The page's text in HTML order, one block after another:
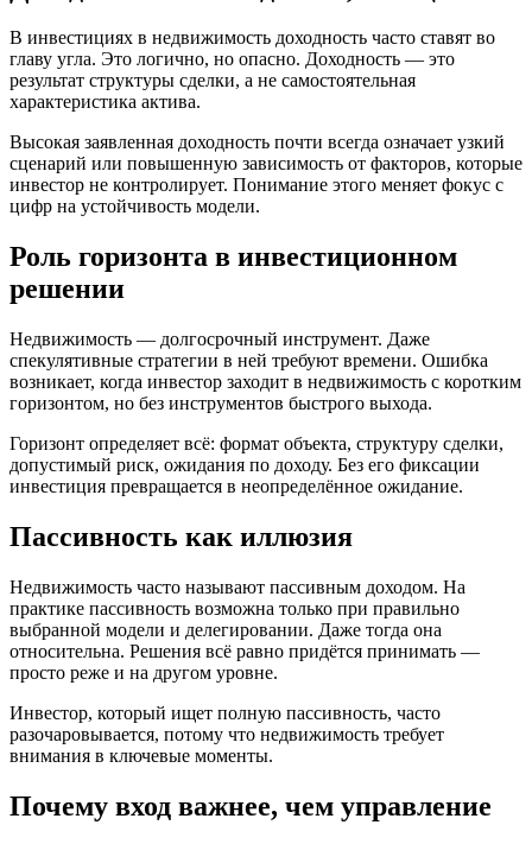
В инвестициях в недвижимость доходность часто ставят во
главу угла. Это логично, но опасно. Доходность — это
результат структуры сделки, а не самостоятельная
характеристика актива.
Высокая заявленная доходность почти всегда означает узкий
сценарий или повышенную зависимость от факторов, которые
инвестор не контролирует. Понимание этого меняет фокус с
цифр на устойчивость модели.
Роль горизонта в инвестиционном
решении
Недвижимость — долгосрочный инструмент. Даже
спекулятивные стратегии в ней требуют времени. Ошибка
возникает, когда инвестор заходит в недвижимость с коротким
горизонтом, но без инструментов быстрого выхода.
Горизонт определяет всё: формат объекта, структуру сделки,
допустимый риск, ожидания по доходу. Без его фиксации
инвестиция превращается в неопределённое ожидание.
Пассивность как иллюзия
Недвижимость часто называют пассивным доходом. На
практике пассивность возможна только при правильно
выбранной модели и делегировании. Даже тогда она
относительна. Решения всё равно придётся принимать —
просто реже и на другом уровне.
Инвестор, который ищет полную пассивность, часто
разочаровывается, потому что недвижимость требует
внимания в ключевые моменты.
Почему вход важнее, чем управление